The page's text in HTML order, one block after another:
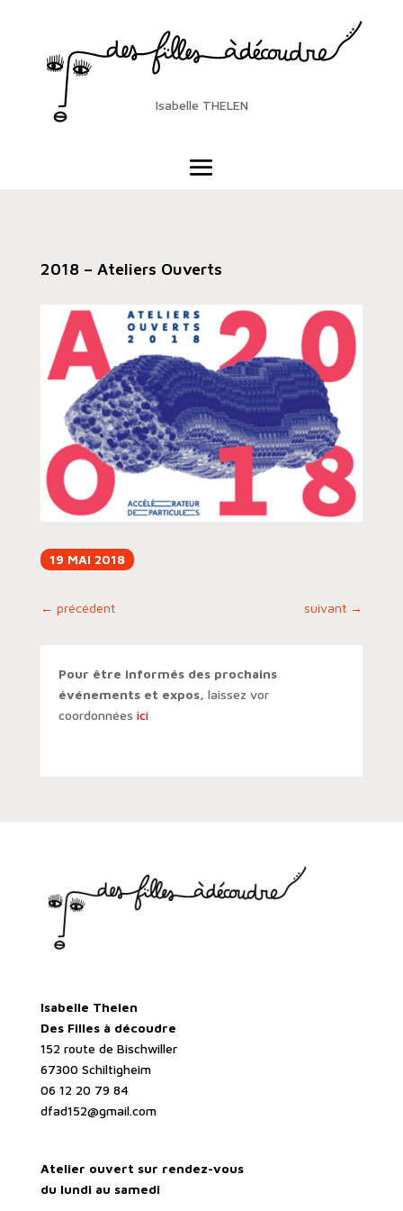
Isabelle THELEN
2018 – Ateliers Ouverts
19 MAI 2018
← précédent suivant →
Pour être informés des prochains
événements et expos, laissez vor
coordonnées ici
Isabelle Thelen
Des Filles à découdre
152 route de Bischwiller
67300 Schiltigheim
06 12 20 79 84
dfad152@gmail.com
Atelier ouvert sur rendez-vous
du lundi au samedi